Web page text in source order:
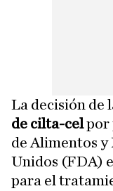
La decisión de
de cilta-celpor
de Alimentos y
Unidos (FDA)
para el